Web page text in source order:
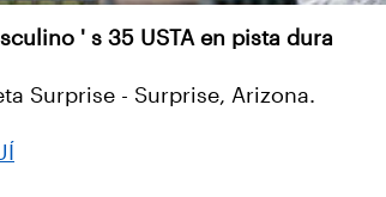
' s 35 USTA en pista dura
Surprise - Surprise, Arizona.